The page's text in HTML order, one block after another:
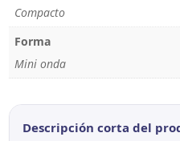
Compacto
Forma
Mini onda
Descripción corta del